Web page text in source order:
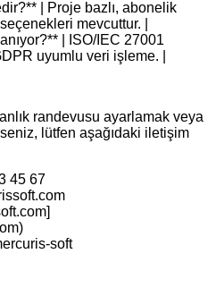
| Proje bazlı, abonelik
mevcuttur. |
| ISO/IEC 27001
uyumlu veri işleme. |
randevusu ayarlamak veya
lütfen aşağıdaki iletişim
45 67
soft